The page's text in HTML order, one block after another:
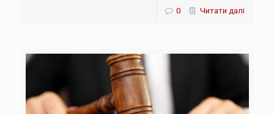
0 Читати далі